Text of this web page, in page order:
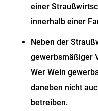
einer
innerhalb einer
Neben der
gewerbsmäßiger
Wer Wein
daneben nicht
betreiben.